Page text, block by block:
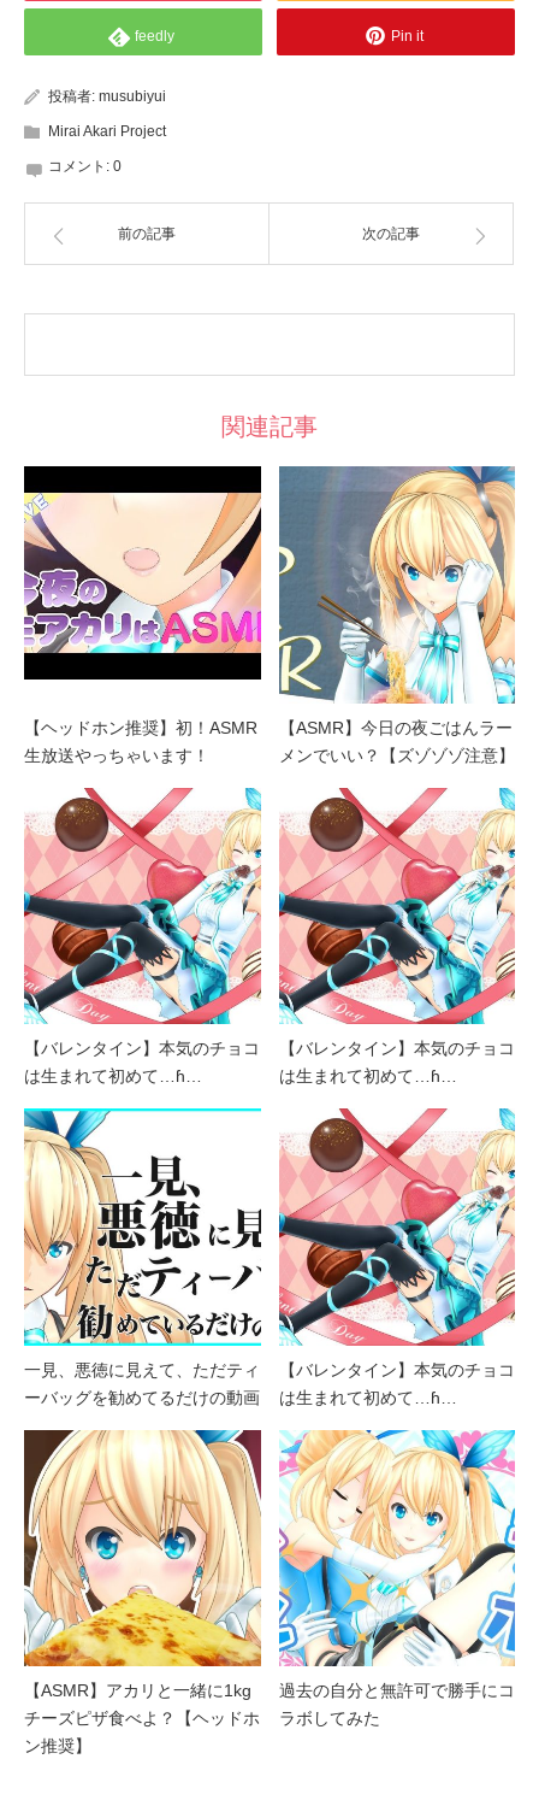
feedly Pin it
投稿者: musubiyui
Mirai Akari Project
コメント: 0
前の記事 次の記事
関連記事
【ヘッドホン推奨】初！ASMR
生放送やっちゃいます！
【ASMR】今日の夜ごはんラー
メンでいい？【ズゾゾゾ注意】
【バレンタイン】本気のチョコ
は生まれて初めて…ɦ…
【バレンタイン】本気のチョコ
は生まれて初めて…ɦ…
一見、悪徳に見えて、ただティ
ーバッグを勧めてるだけの動画
【バレンタイン】本気のチョコ
は生まれて初めて…ɦ…
【ASMR】アカリと一緒に1kg
チーズピザ食べよ？【ヘッドホ
ン推奨】
過去の自分と無許可で勝手にコ
ラボしてみた